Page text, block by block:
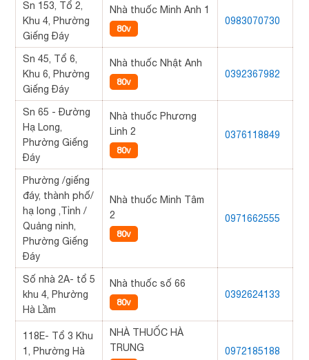
Sn 153, Tổ 2,
Khu 4, Phường
Giếng Đáy
Nhà thuốc Minh Anh 1
80v
0983070730
Sn 45, Tổ 6,
Khu 6, Phường
Giếng Đáy
Nhà thuốc Nhật Anh
80v
0392367982
Sn 65 - Đường
Hạ Long,
Phường Giếng
Đáy
Nhà thuốc Phương
Linh 2
80v
0376118849
Phường /giếng
đáy, thành phố/
hạ long ,Tỉnh /
Quảng ninh,
Phường Giếng
Đáy
Nhà thuốc Minh Tâm
2
80v
0971662555
Số nhà 2A- tổ 5
khu 4, Phường
Hà Lầm
Nhà thuốc số 66
80v
0392624133
118E- Tổ 3 Khu
1, Phường Hà
NHÀ THUỐC HÀ
TRUNG
0972185188